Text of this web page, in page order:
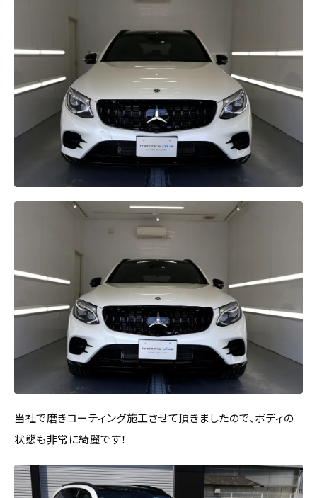
当社で磨きコーティング施工させて頂きましたので、ボディの
状態も非常に綺麗です！